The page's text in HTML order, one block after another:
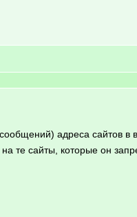
адреса сайтов
те сайты, которые он